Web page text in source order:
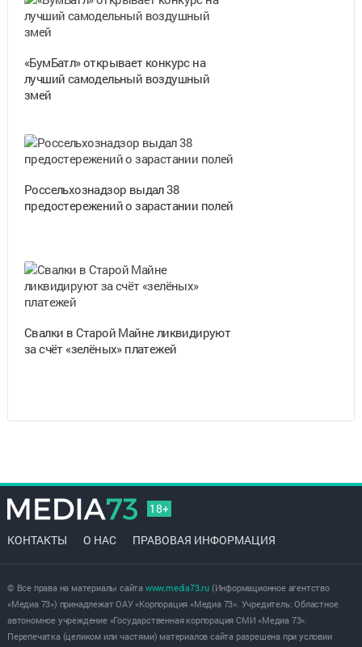
«БумБатл» открывает конкурс на
лучший самодельный воздушный
змей
Россельхознадзор выдал 38
предостережений о зарастании полей
Свалки в Старой Майне ликвидируют
за счёт «зелёных» платежей
18+
КОНТАКТЫ О НАС ПРАВОВАЯ ИНФОРМАЦИЯ
© Все права на материалы сайта www.media73.ru(Информационное агентство
«Медиа 73») принадлежат ОАУ «Корпорация «Медиа 73». Учредитель: Областное
автономное учреждение «Государственная корпорация СМИ «Медиа 73».
Перепечатка (целиком или частями) материалов сайта разрешена при условии